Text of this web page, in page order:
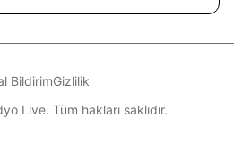
BildirimGizlilik
Live. Tüm hakları saklıdır.